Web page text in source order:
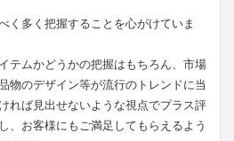
く多く把握することを心がけていま
テムかどうかの把握はもちろん、市場
物のデザイン等が流行のトレンドに当
れば見出せないような視点でプラス評
、お客様にもご満足してもらえるよう